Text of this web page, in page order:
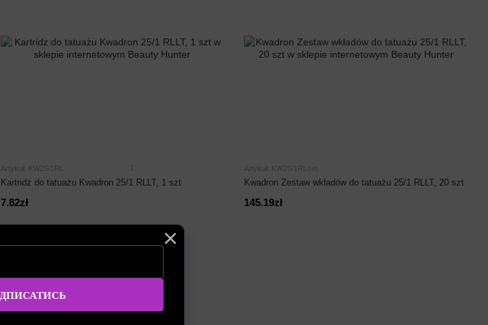
Artykuł: KW25/1RL
Kartridż do tatuażu Kwadron 25/1 RLLT, 1 szt
7.82zł
Artykuł: KW25/1RLset
Kwadron Zestaw wkładów do tatuażu 25/1 RLLT, 20 szt
145.19zł